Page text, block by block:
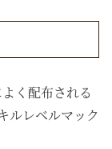
く配布される
ルレベルマック